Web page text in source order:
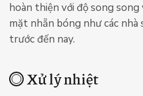
hoàn thiện với độ song
mặt nhẵn bóng như các
trước đến nay.
Xử lý nhiệt